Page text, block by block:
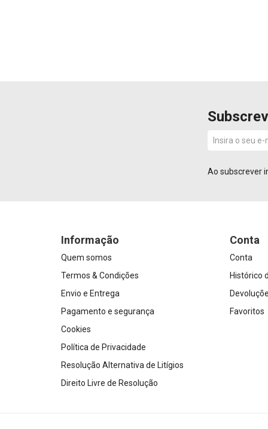
Ao subscrever
Informação
Quem somos
Termos & Condições
Envio e Entrega
Pagamento e segurança
Cookies
Política de Privacidade
Resolução Alternativa de Litígios
Direito Livre de Resolução
Conta
Conta
Histórico
Favoritos